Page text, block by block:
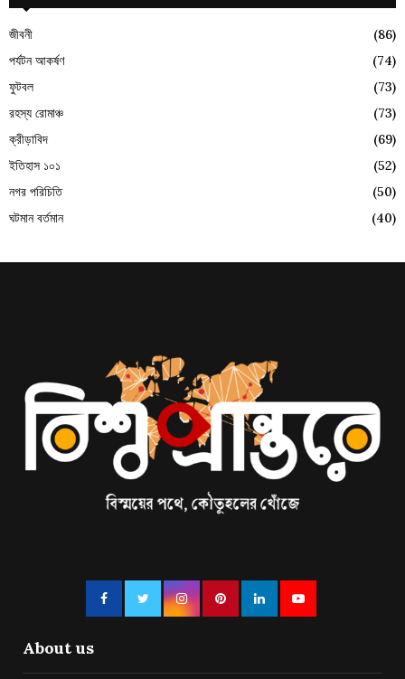
জীবনী
(86)
পর্যটন আকর্ষণ
(74)
ফুটবল
(73)
রহস্য রোমাঞ্চ
(73)
ক্রীড়াবিদ
(69)
ইতিহাস ১০১
(52)
নগর পরিচিতি
(50)
ঘটমান বর্তমান
(40)
About us